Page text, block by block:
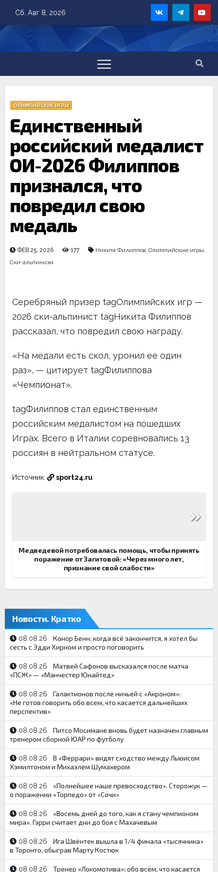
content
Сб. Авг 8, 2026
ОЛИМПИЙСКИЕ ИГРЫ
Единственный
российский медалист
ОИ-2026 Филиппов
признался, что
повредил свою
медаль
ФЕВ 25, 2026 177 Никита Филиппов, Олимпийские игры,
Ски-альпинизм
Серебряный призер tagОлимпийских игр —
2026 ски-альпинист tagНикита Филиппов
рассказал, что повредил свою награду.
«На медали есть скол, уронил ее один
раз», — цитирует tagФилиппова
«Чемпионат».
tagФилиппов стал единственным
российским медалистом на пошедших
Играх. Всего в Италии соревновались 13
россиян в нейтральном статусе.
Источник: sport24.ru
Медведевой потребовалась помощь, чтобы принять
поражение от Загитовой: «Через много лет,
признание свой слабости»
Новости. Кратко
08.08.26
Конор Бенн: когда всё закончится, я хотел бы
сесть с Эдди Хирном и просто поговорить
08.08.26
Матвей Сафонов высказался после матча
«ПСЖ» — «Манчестер Юнайтед»
08.08.26
Галактионов после ничьей с «Акроном»:
«Не готов говорить обо всем, что касается дальнейших
перспектив»
08.08.26
Питсо Мосимане вновь будет назначен главным
тренером сборной ЮАР по футболу
08.08.26
В «Феррари» видят сходство между Льюисом
Хэмилтоном и Михаэлем Шумахером
08.08.26
«Полнейшее наше превосходство». Сторожук —
о поражении «Торпедо» от «Сочи»
08.08.26
«Восемь дней до того, как я стану чемпионом
мира». Гэрри считает дни до боя с Махачевым
08.08.26
Ига Швёнтек вышла в 1/4 финала «тысячника»
в Торонто, обыграв Марту Костюк
08.08.26 Тренер «Локомотива»: обо всём, что касается